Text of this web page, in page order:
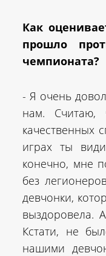
Как
прошло
чемпионата?
- Я очень
нам. Считаю,
качественных
играх ты
конечно, мне
без
девчонки,
выздоровела.
Кстати, не
нашими